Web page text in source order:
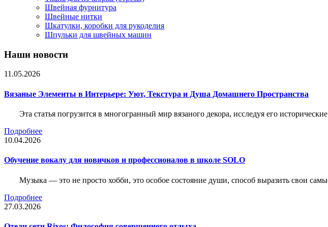
Швейная фурнитура
Швейные нитки
Шкатулки, коробки для рукоделия
Шпульки для швейных машин
Наши новости
11.05.2026
Вязаные Элементы в Интерьере: Уют, Текстура и Душа Домашнего Пространства
Эта статья погрузится в многогранный мир вязаного декора, исследуя его
Подробнее
10.04.2026
Обучение вокалу для новичков и профессионалов в школе SOLO
Музыка — это не просто хобби, это особое состояние души, способ выразить свои
Подробнее
27.03.2026